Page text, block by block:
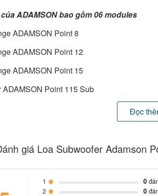
ADAMSON bao gồm 06 modules
ADAMSON Point 8
ADAMSON Point 12
ADAMSON Point 15
ADAMSON Point 115 Sub
này chúng ta sẽ cùng tìm hiểu về
ADAMSON Point 8
ngoài của loa ADAMSON Point 115 Sub
Đọc
giá Loa Subwoofer Adamson
1 0
2
0